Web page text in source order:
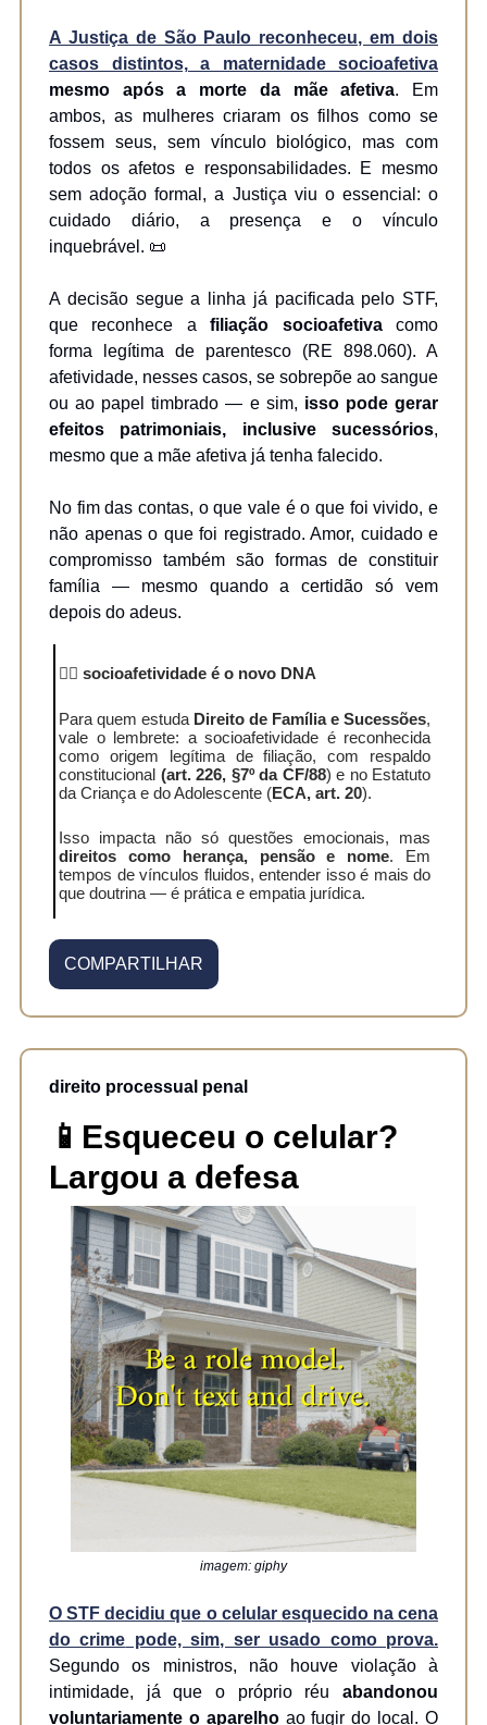
A Justiça de São Paulo reconheceu, em dois
casos distintos, a maternidade socioafetiva
mesmo após a morte da mãe afetiva. Em
ambos, as mulheres criaram os filhos como se
fossem seus, sem vínculo biológico, mas com
todos os afetos e responsabilidades. E mesmo
sem adoção formal, a Justiça viu o essencial: o
cuidado diário, a presença e o vínculo
inquebrável. 📜
A decisão segue a linha já pacificada pelo STF,
que reconhece afiliação socioafetivacomo
forma legítima de parentesco (RE 898.060). A
afetividade, nesses casos, se sobrepõe ao sangue
ou ao papel timbrado — e sim, isso pode gerar
efeitos patrimoniais, inclusive sucessórios,
mesmo que a mãe afetiva já tenha falecido.
No fim das contas, o que vale é o que foi vivido, e
não apenas o que foi registrado. Amor, cuidado e
compromisso também são formas de constituir
família — mesmo quando a certidão só vem
depois do adeus.
👩‍⚖️ socioafetividade é o novo DNA
Para quem estuda Direito de Família e Sucessões,
vale o lembrete: a socioafetividade é reconhecida
como origem legítima de filiação, com respaldo
constitucional (art. 226, §7º da CF/88) e no Estatuto
da Criança e do Adolescente (ECA, art. 20).
Isso impacta não só questões emocionais, mas
direitos como herança, pensão e nome. Em
tempos de vínculos fluidos, entender isso é mais do
que doutrina — é prática e empatia jurídica.
COMPARTILHAR
direito processual penal
📱Esqueceu o celular?
Largou a defesa
imagem: giphy
O STF decidiu que o celular esquecido na cena
do crime pode, sim, ser usado como prova.
Segundo os ministros, não houve violação à
intimidade, já que o próprio réu abandonou
voluntariamente o aparelhoao fugir do local. O